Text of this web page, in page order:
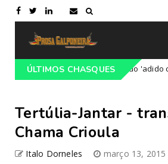
ÚLTIMOS CHASQUES
César Oliveira será nomeado 'adido
Tertúlia-Jantar -
Chama Crioula
Italo Dorneles março 13, 2015